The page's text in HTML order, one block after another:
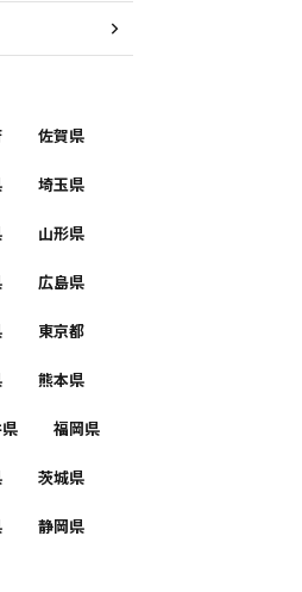
佐賀県
埼玉県
山形県
広島県
東京都
熊本県
福岡県
茨城県
静岡県